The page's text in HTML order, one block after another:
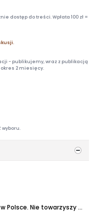
dostęp do treści. Wpłata 100 zł =
- publikujemy, wraz z publikacją
2 miesięcy.
wyboru.
System kaucyjny rusza w bólach w Polsce. Nie towarzyszy ma szeroko zakrojona kampania informacyjna, natomiast już słychać o wielu wątpliwościach i niepewności ze strony m.in. mniejszych sklepów.